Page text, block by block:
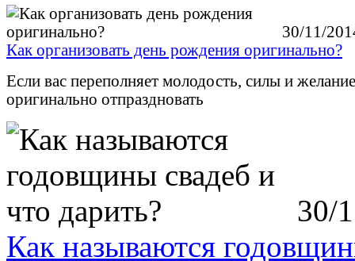
30/11/
Как организовать день рождения оригинально?
Если вас переполняет молодость, силы и желание
оригинально отпраздновать
30/
Как называются